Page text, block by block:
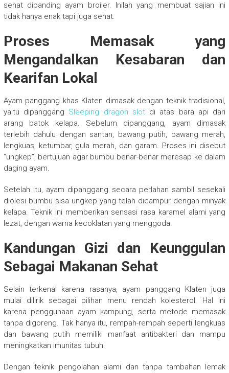
sehat dibanding ayam broiler. Inilah yang membuat sajian ini
tidak hanya enak tapi juga sehat.
Proses Memasak yang
Mengandalkan Kesabaran dan
Kearifan Lokal
Ayam panggang khas Klaten dimasak dengan teknik tradisional,
yaitu dipanggang Sleeping dragon slotdi atas bara api dari
arang batok kelapa. Sebelum dipanggang, ayam dimasak
terlebih dahulu dengan santan, bawang putih, bawang merah,
lengkuas, ketumbar, gula merah, dan garam. Proses ini disebut
“ungkep”, bertujuan agar bumbu benar-benar meresap ke dalam
daging ayam.
Setelah itu, ayam dipanggang secara perlahan sambil sesekali
diolesi bumbu sisa ungkep yang telah dicampur dengan minyak
kelapa. Teknik ini memberikan sensasi rasa karamel alami yang
lezat, dengan warna kecoklatan yang menggoda.
Kandungan Gizi dan Keunggulan
Sebagai Makanan Sehat
Selain terkenal karena rasanya, ayam panggang Klaten juga
mulai dilirik sebagai pilihan menu rendah kolesterol. Hal ini
karena penggunaan ayam kampung, serta metode memasak
tanpa digoreng. Tak hanya itu, rempah-rempah seperti lengkuas
dan bawang putih memiliki manfaat antibakteri dan mampu
meningkatkan imunitas tubuh.
Dengan teknik pengolahan alami dan tanpa tambahan lemak